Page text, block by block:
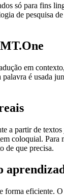
só para fins
de pesquisa
em
é usada
a partir de
coloquial. Para
de que precisa.
eficiente.